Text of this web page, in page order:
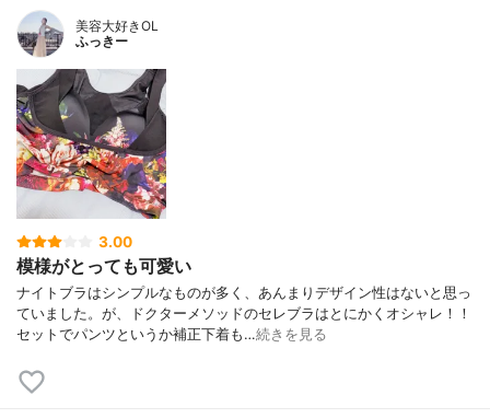
美容大好きOL
ふっきー
3.00
模様がとっても可愛い
ナイトブラはシンプルなものが多く、あんまりデザイン性はないと思っ
ていました。が、ドクターメソッドのセレブラはとにかくオシャレ！！
セットでパンツというか補正下着も…続きを見る